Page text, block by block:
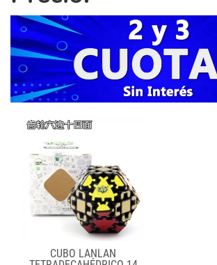
CUBO LANLAN